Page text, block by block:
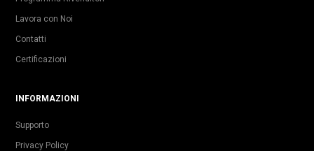
Lavora con Noi
Contatti
Certificazioni
INFORMAZIONI
Supporto
Privacy Policy